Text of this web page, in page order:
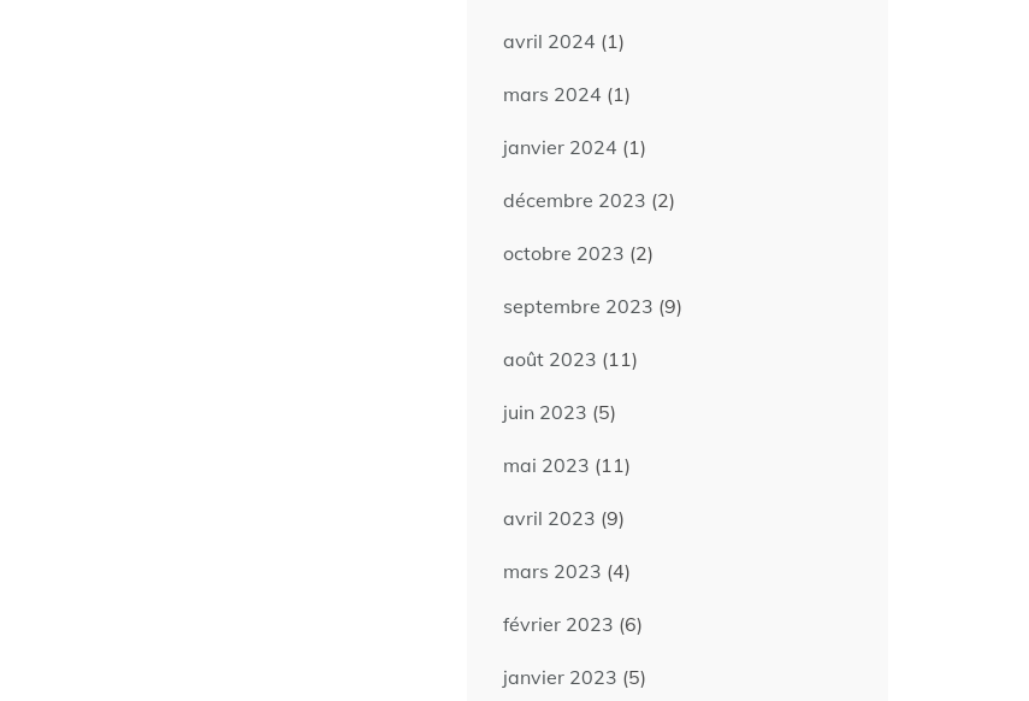
avril 2024 (1)
mars 2024 (1)
janvier 2024 (1)
décembre 2023 (2)
octobre 2023 (2)
septembre 2023 (9)
août 2023 (11)
juin 2023 (5)
mai 2023 (11)
avril 2023 (9)
mars 2023 (4)
février 2023 (6)
janvier 2023 (5)